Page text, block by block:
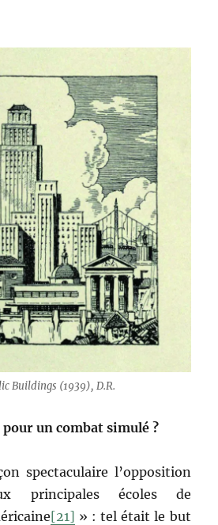
Buildings (1939), D.R.
pour un combat simulé ?
spectaculaire l’opposition
principales écoles de
[21] » : tel était le but